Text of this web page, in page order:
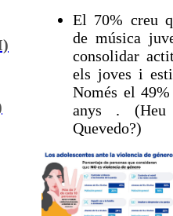
El 70% creu
de música
consolidar
els joves i
Només el
anys . (Heu
Quevedo?)